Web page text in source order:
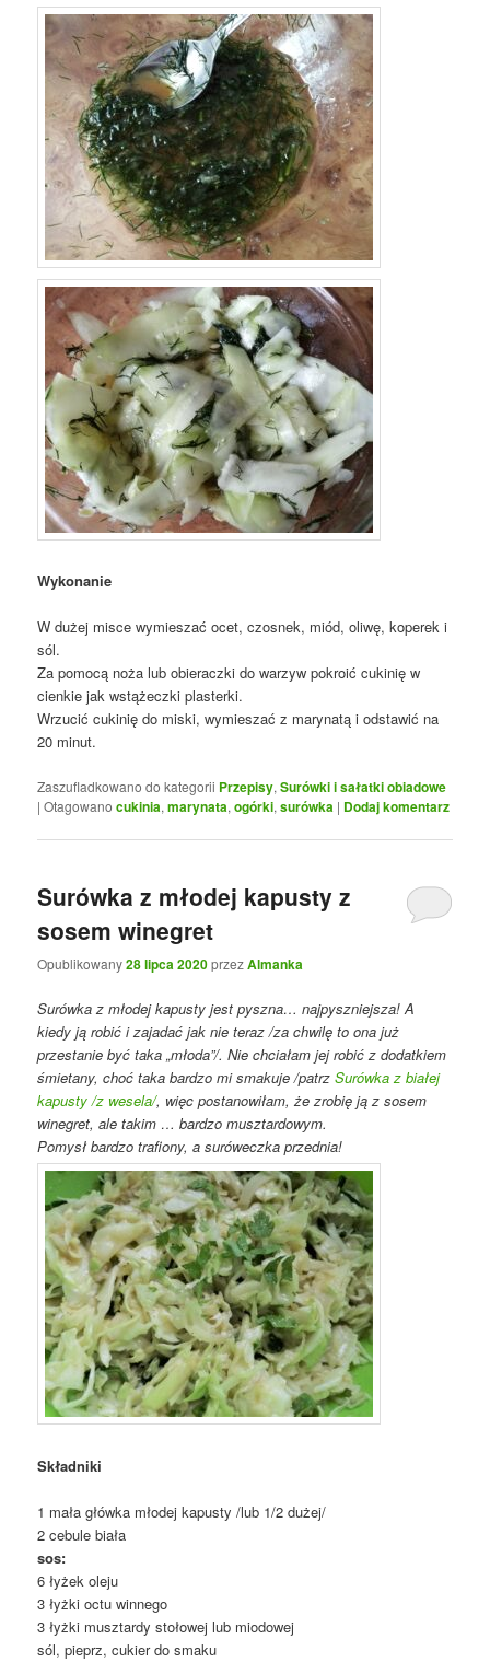
Wykonanie
W dużej misce wymieszać ocet, czosnek, miód, oliwę, koperek i
sól.
Za pomocą noża lub obieraczki do warzyw pokroić cukinię w
cienkie jak wstążeczki plasterki.
Wrzucić cukinię do miski, wymieszać z marynatą i odstawić na
20 minut.
Zaszufladkowano do kategorii Przepisy,Surówki i sałatki obiadowe
|Otagowano cukinia,marynata,ogórki,surówka | Dodaj komentarz
Surówka z młodej kapusty z
sosem winegret
Opublikowany28 lipca 2020przezAlmanka
Surówka z młodej kapusty jest pyszna… najpyszniejsza! A
kiedy ją robić i zajadać jak nie teraz /za chwilę to ona już
przestanie być taka „młoda”/. Nie chciałam jej robić z dodatkiem
śmietany, choć taka bardzo mi smakuje /patrzSurówka z białej
kapusty /z wesela/, więc postanowiłam, że zrobię ją z sosem
winegret, ale takim … bardzo musztardowym.
Pomysł bardzo trafiony, a suróweczka przednia!
Składniki
1 mała główka młodej kapusty /lub 1/2 dużej/
2 cebule biała
sos:
6 łyżek oleju
3 łyżki octu winnego
3 łyżki musztardy stołowej lub miodowej
sól, pieprz, cukier do smaku